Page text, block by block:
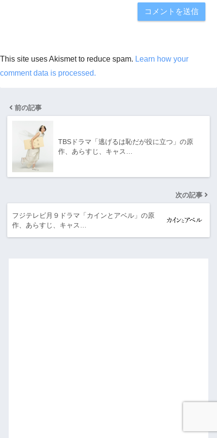
This site uses Akismet to reduce spam. Learn how your
comment data is processed.
前の記事
TBSドラマ「逃げるは恥だが役に立つ」の原
作、あらすじ、キャス…
次の記事
フジテレビ月９ドラマ「カインとアベル」の原
作、あらすじ、キャス…